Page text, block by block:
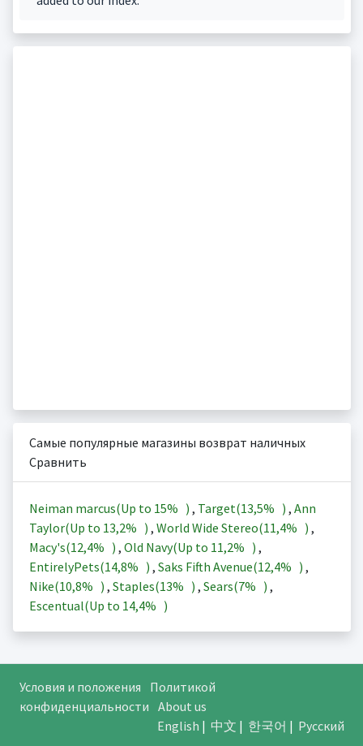
Самые популярные магазины возврат наличных
Сравнить
Neiman marcus(Up to 15% ) , Target(13,5% ) , Ann
Taylor(Up to 13,2% ) , World Wide Stereo(11,4% ) ,
Macy's(12,4% ) , Old Navy(Up to 11,2% ) ,
EntirelyPets(14,8% ) , Saks Fifth Avenue(12,4% ) ,
Nike(10,8% ) , Staples(13% ) , Sears(7% ) ,
Escentual(Up to 14,4% )
Условия и положения
Политикой
конфиденциальности About us
English | 中文 | 한국어 | Русский